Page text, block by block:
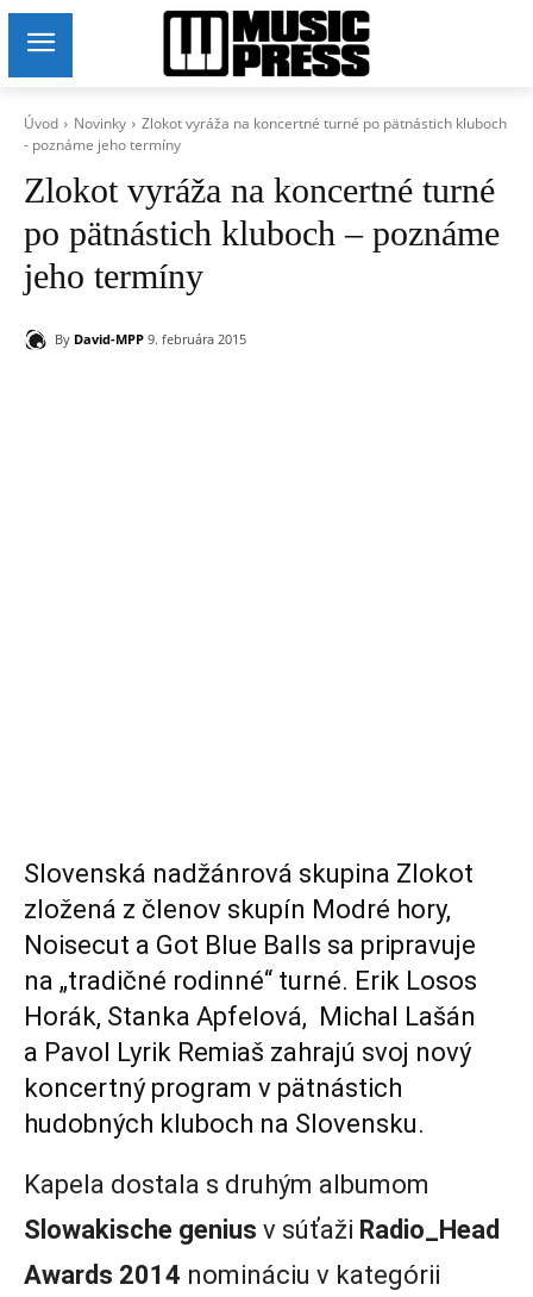
Úvod Novinky
Zlokot vyráža na koncertné turné po pätnástich kluboch
- poznáme jeho termíny
Zlokot vyráža na koncertné turné
po pätnástich kluboch – poznáme
jeho termíny
By David-MPP 9. februára 2015
Slovenská nadžánrová skupina Zlokot
zložená z členov skupín Modré hory,
Noisecut a Got Blue Balls sa pripravuje
na „tradičné rodinné“ turné. Erik Losos
Horák, Stanka Apfelová, Michal Lašán
a Pavol Lyrik Remiaš zahrajú svoj nový
koncertný program v pätnástich
hudobných kluboch na Slovensku.
Kapela dostala s druhým albumom
Slowakische genius v súťaži Radio_Head
Awards 2014 nomináciu v kategórii